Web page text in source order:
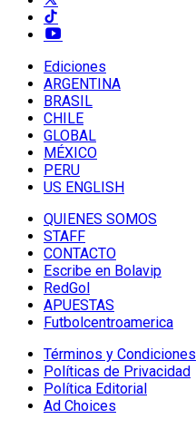
Ediciones
ARGENTINA
BRASIL
CHILE
GLOBAL
MÉXICO
PERU
US ENGLISH
QUIENES SOMOS
STAFF
CONTACTO
Escribe en Bolavip
RedGol
APUESTAS
Futbolcentroamerica
Términos y Condiciones
Políticas de Privacidad
Política Editorial
Ad Choices